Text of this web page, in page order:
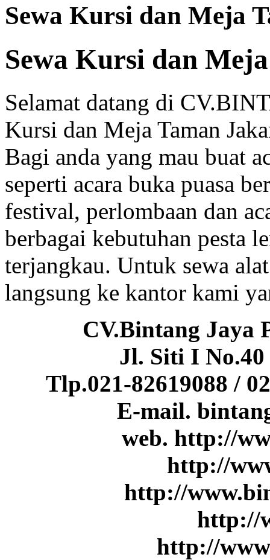
Sewa Kursi dan Meja
Sewa Kursi dan
Selamat datang di
Kursi dan Meja Taman
Bagi anda yang mau buat
seperti acara buka puasa
festival, perlombaan dan
berbagai kebutuhan pesta
terjangkau. Untuk sewa
langsung ke kantor kami
CV.Bintang Jaya
Jl. Siti I
Tlp.021-82619088 /
E-mail.
web. http://
http://
http://
http://
http://